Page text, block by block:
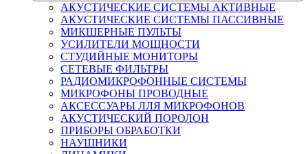
АКУСТИЧЕСКИЕ СИСТЕМЫ АКТИВНЫЕ
АКУСТИЧЕСКИЕ СИСТЕМЫ ПАССИВНЫЕ
МИКШЕРНЫЕ ПУЛЬТЫ
УСИЛИТЕЛИ МОЩНОСТИ
СТУДИЙНЫЕ МОНИТОРЫ
СЕТЕВЫЕ ФИЛЬТРЫ
РАДИОМИКРОФОННЫЕ СИСТЕМЫ
МИКРОФОНЫ ПРОВОДНЫЕ
АКСЕССУАРЫ ЛЛЯ МИКРОФОНОВ
АКУСТИЧЕСКИЙ ПОРОЛОН
ПРИБОРЫ ОБРАБОТКИ
НАУШНИКИ